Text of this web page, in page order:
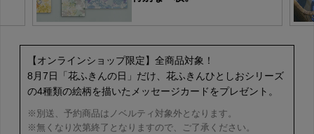
【オンラインショップ限定】全商品対象！
8月7日「花ふきんの日」だけ、花ふきんひとしおシリーズ
の4種類の絵柄を描いたメッセージカードをプレゼント。
※別送、予約商品はノベルティ対象外となります。
※無くなり次第終了となりますので、ご了承ください。